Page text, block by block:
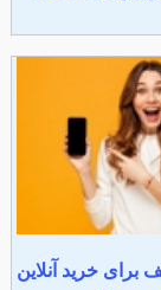
برای خرید آنلاین